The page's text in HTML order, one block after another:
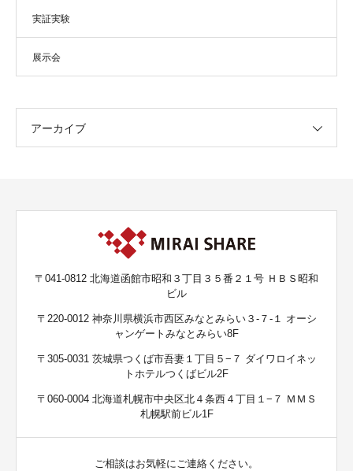
実証実験
展示会
アーカイブ
〒041-0812 北海道函館市昭和３丁目３５番２１号 ＨＢＳ昭和
ビル
〒220-0012 神奈川県横浜市西区みなとみらい３-７-１ オーシ
ャンゲートみなとみらい8F
〒305-0031 茨城県つくば市吾妻１丁目５−７ ダイワロイネッ
トホテルつくばビル2F
〒060-0004 北海道札幌市中央区北４条西４丁目１−７ ＭＭＳ
札幌駅前ビル1F
ご相談はお気軽にご連絡ください。